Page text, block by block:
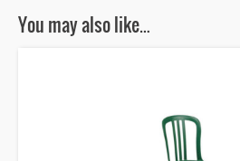
You may also like…